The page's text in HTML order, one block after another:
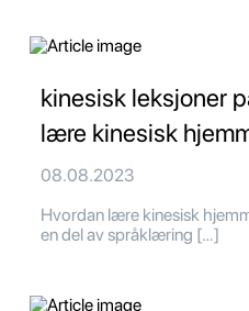
kinesisk leksjoner
lære kinesisk
08.08.2023
Hvordan lære kinesisk
en del av språklæring […]